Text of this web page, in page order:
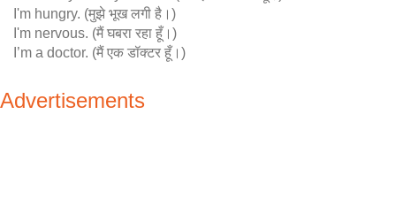
I'm hungry. (मुझे भूख लगी है।)
I'm nervous. (मैं घबरा रहा हूँ।)
I’m a doctor. (मैं एक डॉक्टर हूँ।)
Advertisements